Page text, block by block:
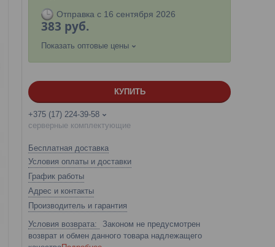
Отправка с 16 сентября 2026
383 руб.
Показать оптовые цены
КУПИТЬ
+375 (17) 224-39-58
серверные комплектующие
Бесплатная доставка
Условия оплаты и доставки
График работы
Адрес и контакты
Производитель и гарантия
Законом не предусмотрен
возврат и обмен данного товара надлежащего